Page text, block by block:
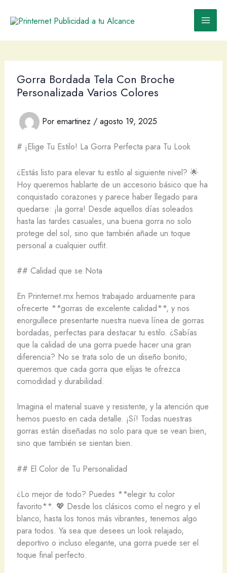
Gorra Bordada Tela Con Broche
Personalizada Varios Colores
Por emartinez / agosto 19, 2025
# ¡Elige Tu Estilo! La Gorra Perfecta para Tu Look
¿Estás listo para elevar tu estilo al siguiente nivel? 🌟
Hoy queremos hablarte de un accesorio básico que ha
conquistado corazones y parece haber llegado para
quedarse: ¡la gorra! Desde aquellos días soleados
hasta las tardes casuales, una buena gorra no solo
protege del sol, sino que también añade un toque
personal a cualquier outfit.
## Calidad que se Nota
En Printernet.mx hemos trabajado arduamente para
ofrecerte **gorras de excelente calidad**, y nos
enorgullece presentarte nuestra nueva línea de gorras
bordadas, perfectas para destacar tu estilo. ¿Sabías
que la calidad de una gorra puede hacer una gran
diferencia? No se trata solo de un diseño bonito;
queremos que cada gorra que elijas te ofrezca
comodidad y durabilidad.
Imagina el material suave y resistente, y la atención que
hemos puesto en cada detalle. ¡Sí! Todas nuestras
gorras están diseñadas no solo para que se vean bien,
sino que también se sientan bien.
## El Color de Tu Personalidad
¿Lo mejor de todo? Puedes **elegir tu color
favorito**. 💖 Desde los clásicos como el negro y el
blanco, hasta los tonos más vibrantes, tenemos algo
para todos. Ya sea que desees un look relajado,
deportivo o incluso elegante, una gorra puede ser el
toque final perfecto.